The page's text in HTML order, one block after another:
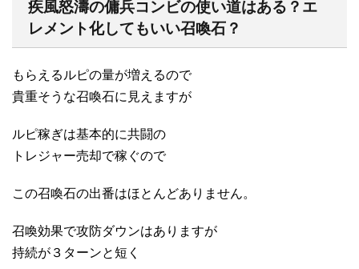
疾風怒濤の傭兵コンビの使い道はある？エ
レメント化してもいい召喚石？
もらえるルピの量が増えるので
貴重そうな召喚石に見えますが
ルピ稼ぎは基本的に共闘の
トレジャー売却で稼ぐので
この召喚石の出番はほとんどありません。
召喚効果で攻防ダウンはありますが
持続が３ターンと短く